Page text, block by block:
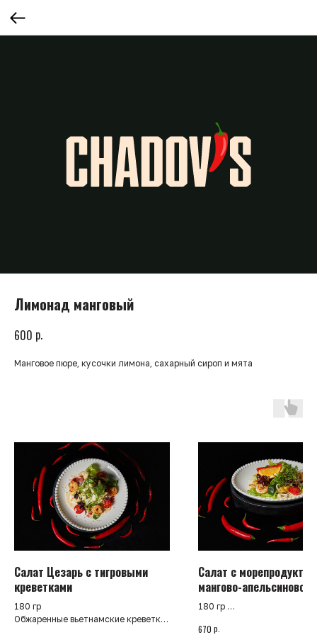
Лимонад манговый
600 р.
Манговое пюре, кусочки лимона, сахарный сироп и мята
Салат Цезарь с тигровыми
креветками
180 гр
Обжаренные вьетнамские креветки,
Салат с
мангово-апельсиновой
заправкой
180 гр
тигровые креветки, микс
670 р.